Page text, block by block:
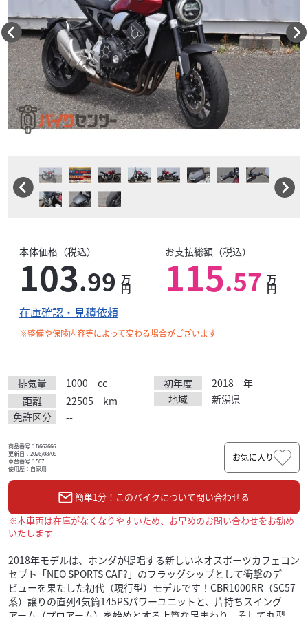
本体価格（税込）
103.99 万
円
お支払総額（税込）
115.57 万
円
在庫確認・見積依頼
※整備や保険内容等によって変わる場合がございます
排気量 1000 cc 初年度 2018
年
距離
22505 km 地域
新潟県
免許区分
--
商品番号：B662666
更新日：2026/08/09
車台番号：507
使用歴：自家用
お気に入り
簡単1分！このバイクについて問い合わせる
※本車両は在庫がなくなりやすいため、お早めのお問い合わせをお勧め
いたします
2018年モデルは、ホンダが提唱する新しいネオスポーツカフェコン
セプト「NEO SPORTS CAF?」のフラッグシップとして衝撃のデ
ビューを果たした初代（現行型）モデルです！CBR1000RR（SC57
系）譲りの直列4気筒145PSパワーユニットと、片持ちスイング